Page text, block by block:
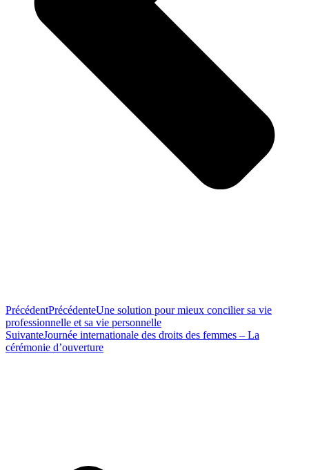
PrécédentPrécédenteUne solution pour mieux concilier sa vie
professionnelle et sa vie personnelle
SuivanteJournée internationale des droits des femmes – La
cérémonie d’ouverture